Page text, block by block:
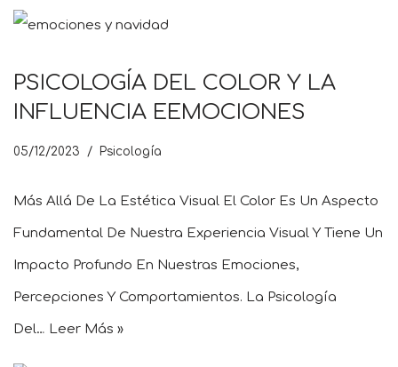
PSICOLOGÍA DEL COLOR Y LA
INFLUENCIA EEMOCIONES
05/12/2023 Psicología
Más Allá De La Estética Visual El Color Es Un Aspecto
Fundamental De Nuestra Experiencia Visual Y Tiene Un
Impacto Profundo En Nuestras Emociones,
Percepciones Y Comportamientos. La Psicología
Del… Leer Más »